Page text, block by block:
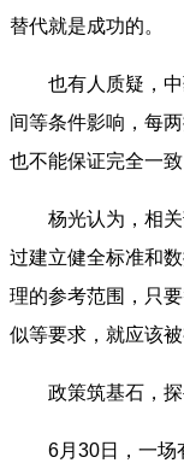
替代就是成功的。
也有人质疑，
间等条件影响，每
也不能保证完全一
杨光认为，相
过建立健全标准和
理的参考范围，只
似等要求，就应该被
政策筑基石，
6月30日，一场